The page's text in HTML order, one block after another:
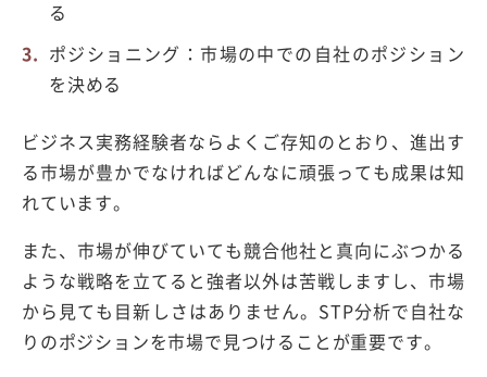
る
ポジショニング：市場の中での自社のポジション
を決める
ビジネス実務経験者ならよくご存知のとおり、進出す
る市場が豊かでなければどんなに頑張っても成果は知
れています。
また、市場が伸びていても競合他社と真向にぶつかる
ような戦略を立てると強者以外は苦戦しますし、市場
から見ても目新しさはありません。STP分析で自社な
りのポジションを市場で見つけることが重要です。